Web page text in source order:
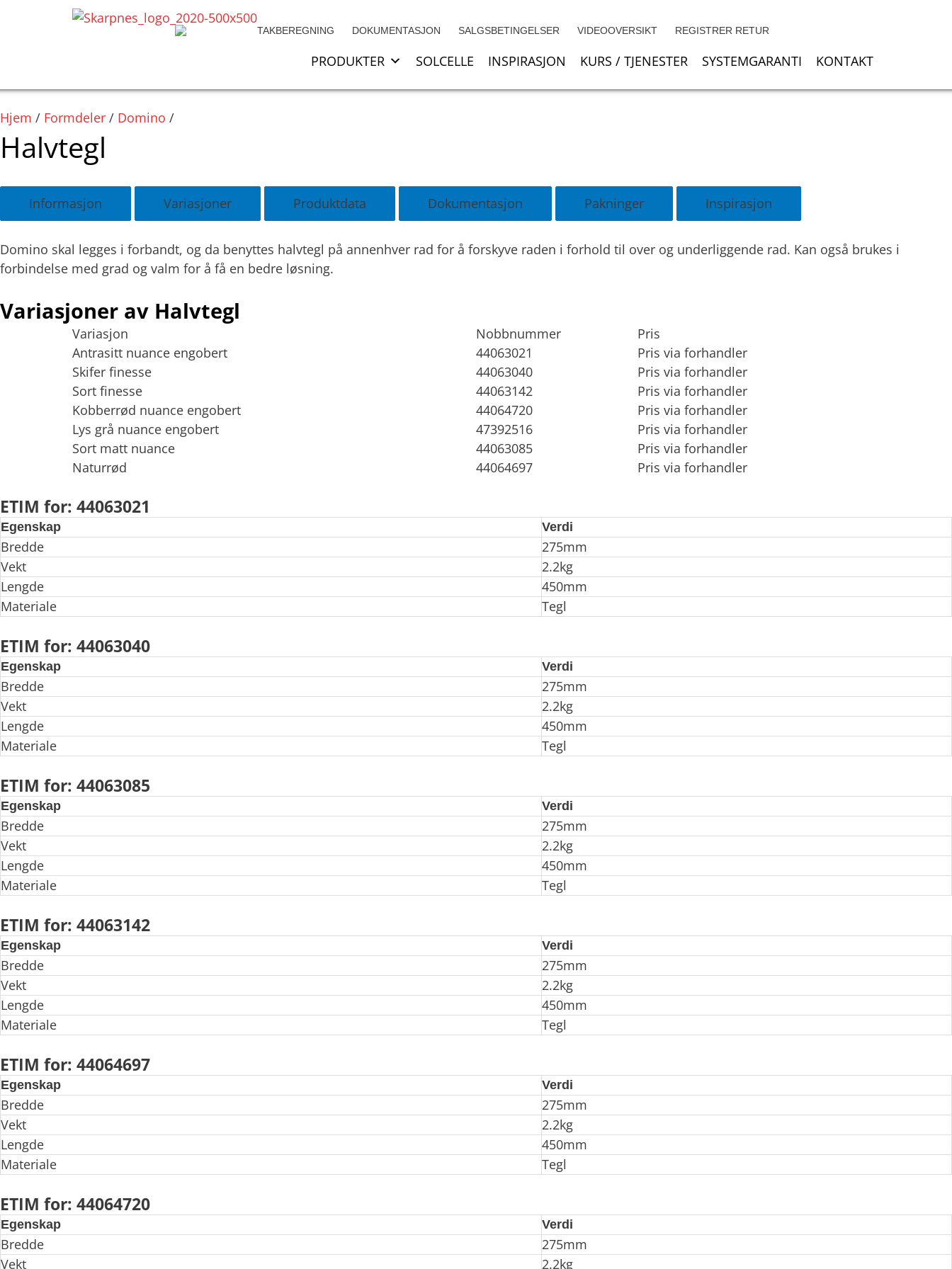
TAKBEREGNING DOKUMENTASJON SALGSBETINGELSER VIDEOOVERSIKT REGISTRER RETUR
PRODUKTER SOLCELLE INSPIRASJON KURS / TJENESTER SYSTEMGARANTI KONTAKT
Hjem / Formdeler / Domino /
Halvtegl
Informasjon Variasjoner Produktdata Dokumentasjon Pakninger Inspirasjon
Domino skal legges i forbandt, og da benyttes halvtegl på annenhver rad for å forskyve raden i forhold til over og underliggende rad. Kan også brukes i
forbindelse med grad og valm for å få en bedre løsning.
Variasjoner av Halvtegl
Variasjon Nobbnummer
Pris
Antrasitt nuance engobert
44063021
Pris via forhandler
Skifer finesse
44063040
Pris via forhandler
Sort finesse
44063142
Pris via forhandler
Kobberrød nuance engobert
44064720
Pris via forhandler
Lys grå nuance engobert
47392516
Pris via forhandler
Sort matt nuance
44063085
Pris via forhandler
Naturrød
44064697 Pris via forhandler
ETIM for: 44063021
Egenskap Verdi
Bredde
275mm
Vekt
2.2kg
Lengde
450mm
Materiale
Tegl
ETIM for: 44063040
Egenskap Verdi
Bredde
275mm
Vekt
2.2kg
Lengde
450mm
Materiale
Tegl
ETIM for: 44063085
Egenskap Verdi
Bredde
275mm
Vekt
2.2kg
Lengde
450mm
Materiale
Tegl
ETIM for: 44063142
Egenskap Verdi
Bredde
275mm
Vekt
2.2kg
Lengde
450mm
Materiale
Tegl
ETIM for: 44064697
Egenskap Verdi
Bredde
275mm
Vekt
2.2kg
Lengde
450mm
Materiale
Tegl
ETIM for: 44064720
Egenskap Verdi
Bredde
275mm
Vekt
2.2kg